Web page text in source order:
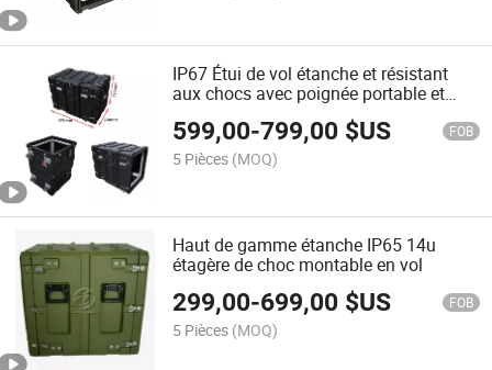
IP67 Étui de vol étanche et résistant
aux chocs avec poignée portable et
599,00-799,00 $US FOB
5 Pièces (MOQ)
Haut de gamme étanche IP65 14u
étagère de choc montable en vol
299,00-699,00 $US FOB
5 Pièces (MOQ)